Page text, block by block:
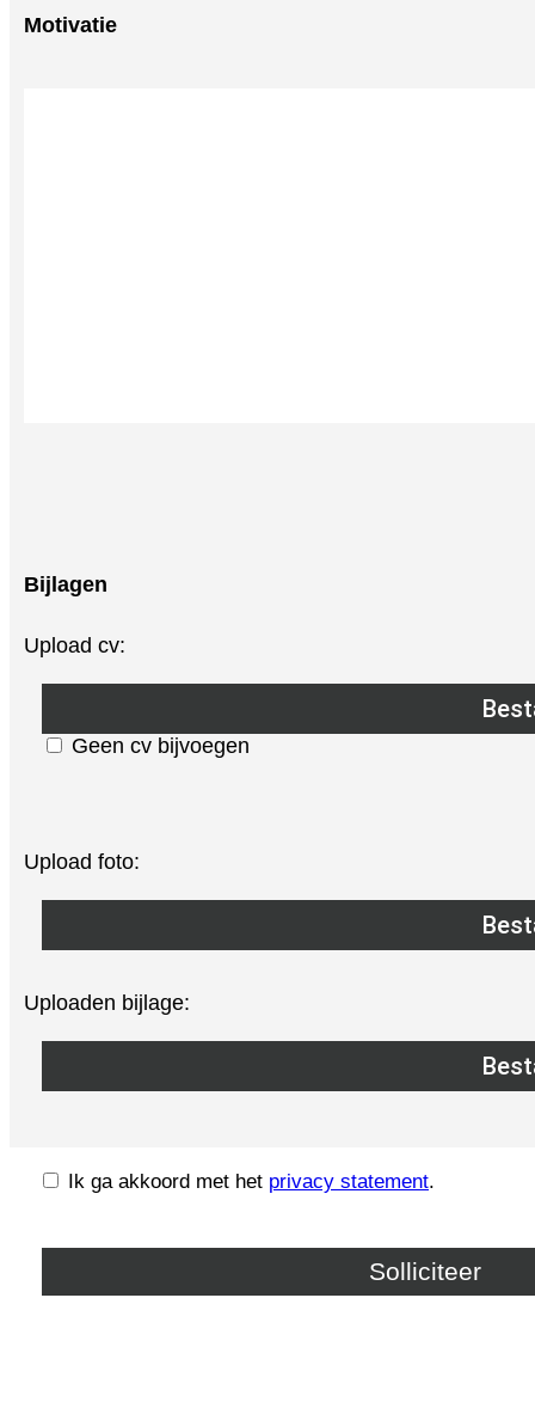
Motivatie
Bijlagen
Upload cv:
Geen cv bijvoegen
Upload foto:
Uploaden bijlage:
Ik ga akkoord met het privacy statement.